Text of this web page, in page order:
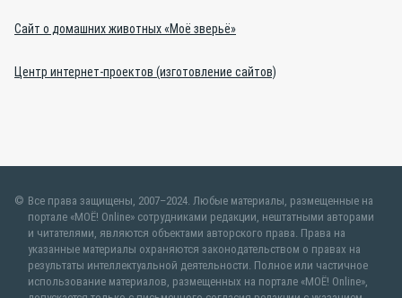
Сайт о домашних животных «Моё зверьё»
Центр интернет-проектов (изготовление сайтов)
Все права защищены, 2007–2024. Любые материалы, размещенные на
портале «МОЁ! Online» сотрудниками редакции, нештатными авторами
и читателями, являются объектами авторского права. Права на
указанные материалы охраняются законодательством о правах на
результаты интеллектуальной деятельности. Полное или частичное
использование материалов, размещенных на портале «МОЁ! Online»,